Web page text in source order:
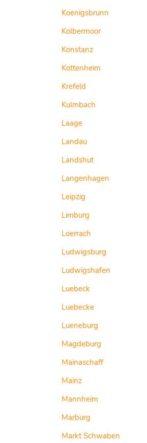
Koenigsbrunn
Kolbermoor
Konstanz
Kottenheim
Krefeld
Kulmbach
Laage
Landau
Landshut
Langenhagen
Leipzig
Limburg
Loerrach
Ludwigsburg
Ludwigshafen
Luebeck
Luebecke
Lueneburg
Magdeburg
Mainaschaff
Mainz
Mannheim
Marburg
Markt Schwaben